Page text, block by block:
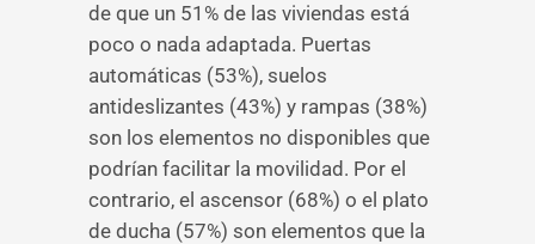
de que un 51% de las viviendas está
poco o nada adaptada. Puertas
automáticas (53%), suelos
antideslizantes (43%) y rampas (38%)
son los elementos no disponibles que
podrían facilitar la movilidad. Por el
contrario, el ascensor (68%) o el plato
de ducha (57%) son elementos que la